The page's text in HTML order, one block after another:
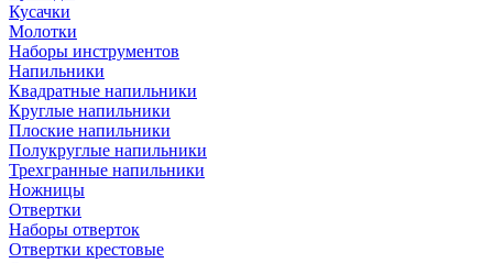
Кусачки
Молотки
Наборы инструментов
Напильники
Квадратные напильники
Круглые напильники
Плоские напильники
Полукруглые напильники
Трехгранные напильники
Ножницы
Отвертки
Наборы отверток
Отвертки крестовые